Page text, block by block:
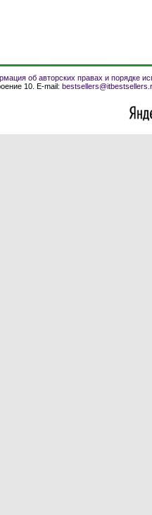
об авторских правах и порядке
10. E-mail: